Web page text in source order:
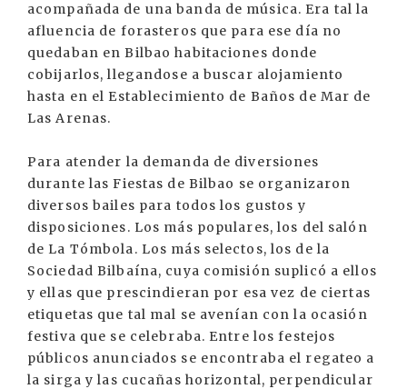
acompañada de una banda de música. Era tal la
afluencia de forasteros que para ese día no
quedaban en Bilbao habitaciones donde
cobijarlos, llegandose a buscar alojamiento
hasta en el Establecimiento de Baños de Mar de
Las Arenas.
Para atender la demanda de diversiones
durante las Fiestas de Bilbao se organizaron
diversos bailes para todos los gustos y
disposiciones. Los más populares, los del salón
de La Tómbola. Los más selectos, los de la
Sociedad Bilbaína, cuya comisión suplicó a ellos
y ellas que prescindieran por esa vez de ciertas
etiquetas que tal mal se avenían con la ocasión
festiva que se celebraba. Entre los festejos
públicos anunciados se encontraba el regateo a
la sirga y las cucañas horizontal, perpendicular